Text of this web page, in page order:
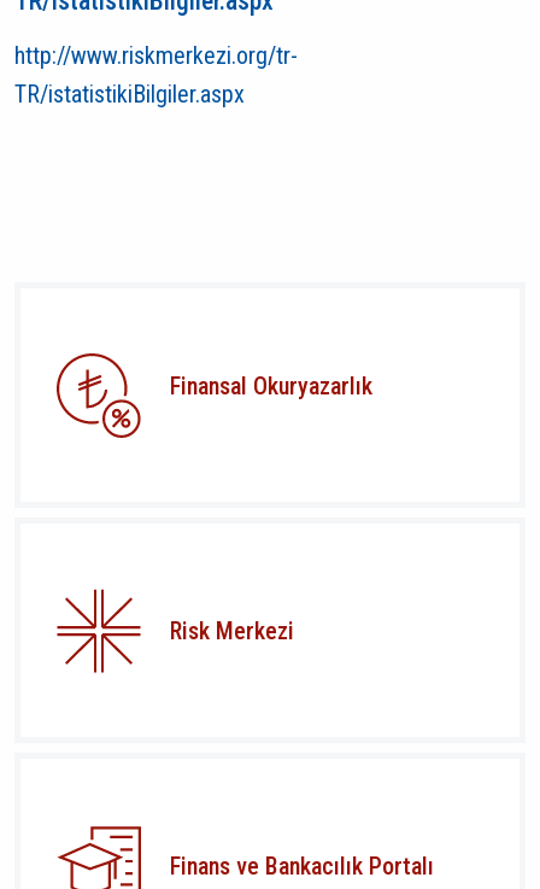
http://www.riskmerkezi.org/tr-
TR/istatistikiBilgiler.aspx
Finansal Okuryazarlık
Risk Merkezi
Finans ve Bankacılık Portalı